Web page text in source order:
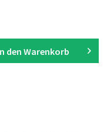
den Warenkorb